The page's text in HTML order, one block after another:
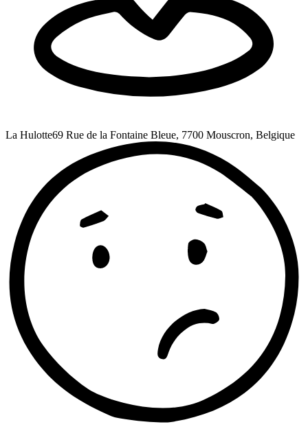
La Hulotte69 Rue de la Fontaine Bleue, 7700 Mouscron, Belgique